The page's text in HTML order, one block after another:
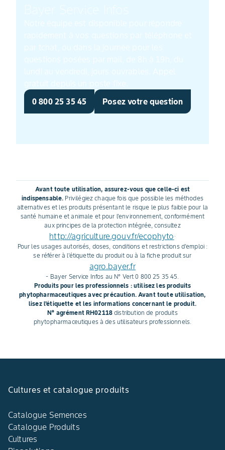
Bayer Service Infos
Notre équipe est disponible pour répondre
rapidement à vos questions par téléphone et
par tchat, ou dans la journée pour les
questions posées par mail, de 8h à 19h, du
lundi au vendredi, jours ouvrables. Appel
gratuit depuis un poste fixe.
0 800 25 35 45
Posez votre question
Avant toute utilisation, assurez-vous que celle-ci est
indispensable. Privilégiez chaque fois que possible les méthodes
alternatives et les produits présentant le risque le plus faible pour la
santé humaine et animale et pour l'environnement, conformément
aux principes de la protection intégrée, consultez
http://agriculture.gouv.fr/ecophyto .
Pour les usages autorisés, doses, conditions et restrictions d'emploi :
se référer à l'étiquette du produit ou à la fiche produit sur
agro.bayer.fr
- Bayer Service Infos au N° Vert 0 800 25 35 45.
Produits pour les professionnels : utilisez les produits
phytopharmaceutiques avec précaution. Avant toute utilisation,
lisez l'étiquette et les informations concernant le produit.
N° agrément RH02118 distribution de produits
phytopharmaceutiques à des utilisateurs professionnels.
Cultures et catalogue produits
Catalogue Semences
Catalogue Produits
Cultures